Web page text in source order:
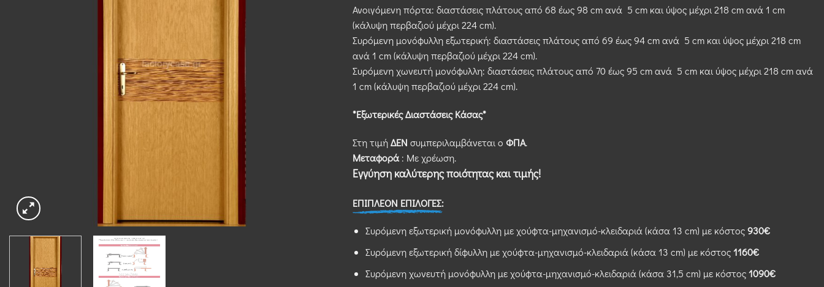
Ανοιγόμενη πόρτα: διαστάσεις πλάτους από 68 έως 98 cm ανά 5 cm και ύψος μέχρι 218 cm ανά 1 cm
(κάλυψη περβαζιού μέχρι 224 cm).
Συρόμενη μονόφυλλη εξωτερική: διαστάσεις πλάτους από 69 έως 94 cm ανά 5 cm και ύψος μέχρι 218 cm
ανά 1 cm (κάλυψη περβαζιού μέχρι 224 cm).
Συρόμενη χωνευτή μονόφυλλη: διαστάσεις πλάτους από 70 έως 95 cm ανά 5 cm και ύψος μέχρι 218 cm ανά
1 cm (κάλυψη περβαζιού μέχρι 224 cm).
*Εξωτερικές Διαστάσεις Κάσας*
Στη τιμήΔΕΝ συμπεριλαμβάνεται ο ΦΠΑ.
Μεταφορά : Με χρέωση.
Εγγύηση καλύτερης ποιότητας και τιμής!
ΕΠΙΠΛΕΟΝ ΕΠΙΛΟΓΕΣ:
Συρόμενη εξωτερική μονόφυλλη με χούφτα-μηχανισμό-κλειδαριά (κάσα 13 cm) με κόστος930€
Συρόμενη εξωτερική δίφυλλη με χούφτα-μηχανισμό-κλειδαριά (κάσα 13 cm) με κόστος1160€
Συρόμενη χωνευτή μονόφυλλη με χούφτα-μηχανισμό-κλειδαριά (κάσα 31,5 cm) με κόστος1090€